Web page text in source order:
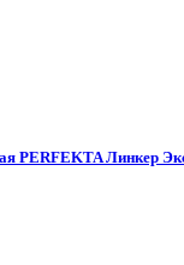
PERFEKTA Линкер